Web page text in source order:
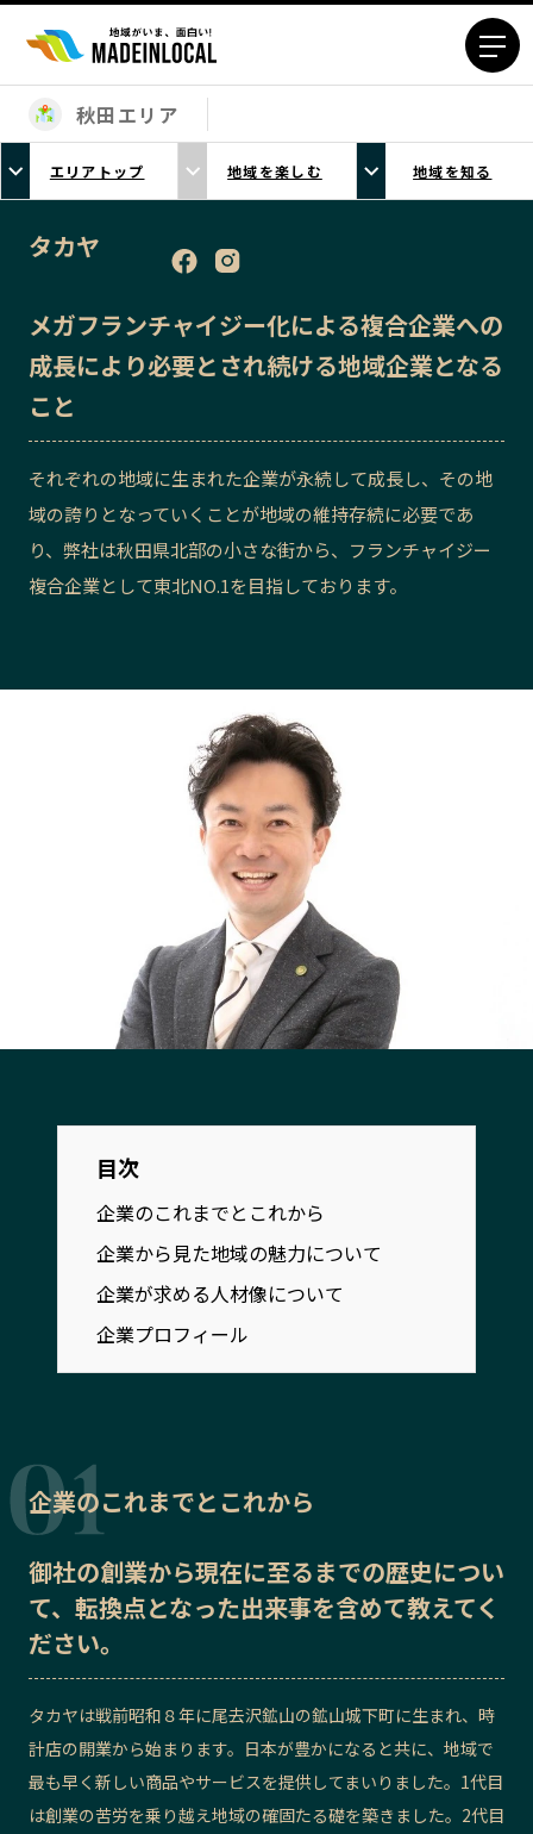
エリアから探す
北海道エリア
青森エリア
岩手エリア
栃木エリア
群馬エリア
埼玉エリア
千葉エリア
東京23区エリア
富山エリア
石川エリア
福井エリア
山梨エリア
長野エリア
岐阜エリア
静岡エリア
愛知エリア
兵庫エリア
和歌山エリア
島根エリア
広島エリア
徳島エリア
愛媛エリア
福岡エリア
佐賀エリア
長崎エリア
熊本エリア
大分エリア
カテゴリから探す
特集コンテンツ
地域を代表する 企業100選
プレスリリース
行政連携記事
MILCプロジェクト
Localist
SDGsの先駆者
Sporkle
「人」から探す
記事ライター
お問い合わせ 会社概要
秋田エリア
エリアトップ 地域を楽しむ 地域を知る
タカヤ
メガフランチャイジー化による複合企業への
成長により必要とされ続ける地域企業となる
こと
それぞれの地域に生まれた企業が永続して成長し、その地
域の誇りとなっていくことが地域の維持存続に必要であ
り、弊社は秋田県北部の小さな街から、フランチャイジー
複合企業として東北NO.1を目指しております。
目次
企業のこれまでとこれから
企業から見た地域の魅力について
企業が求める人材像について
企業プロフィール
企業のこれまでとこれから
御社の創業から現在に至るまでの歴史につい
て、転換点となった出来事を含めて教えてく
ださい。
タカヤは戦前昭和８年に尾去沢鉱山の鉱山城下町に生まれ、時
計店の開業から始まります。日本が豊かになると共に、地域で
最も早く新しい商品やサービスを提供してまいりました。1代目
は創業の苦労を乗り越え地域の確固たる礎を築きました。2代目